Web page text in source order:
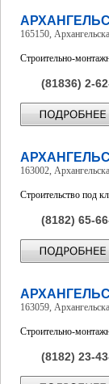
165150,
Строительно-
(81836) 2-
163002,
Строительство под
(8182) 65-
163059,
Строительно-
(8182) 23-